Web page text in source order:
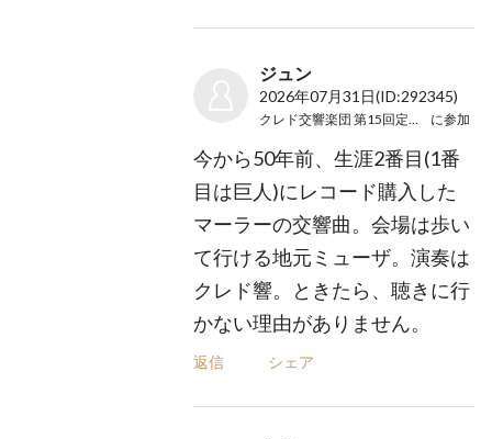
ジュン
2026年07月31日(ID:292345)
に参加
今から50年前、生涯2番目(1番
目は巨人)にレコード購入した
マーラーの交響曲。会場は歩い
て行ける地元ミューザ。演奏は
クレド響。ときたら、聴きに行
かない理由がありません。
返信 シェア